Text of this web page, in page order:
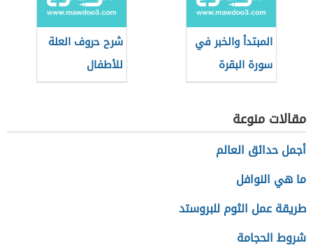
المبتدأ والخبر في
سورة البقرة
شرح حروف العلة
للأطفال
مقالات منوعة
أجمل حدائق العالم
ما هي النوافل
طريقة عمل الثوم للبروستد
شروط الحجامة